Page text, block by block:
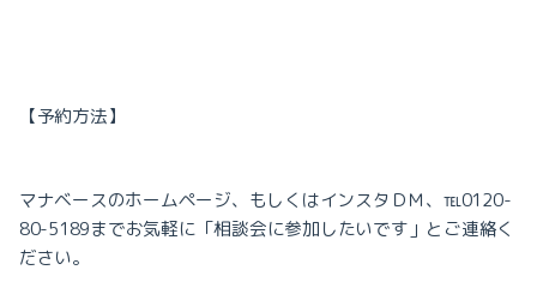
【予約方法】
マナベースのホームページ、もしくはインスタＤＭ、 ℡0120-
80-5189までお気軽に「相談会に参加したいです」と ご連絡く
ださい。